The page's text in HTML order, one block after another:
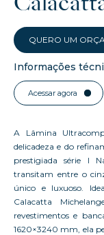
QUERO UM
Informações
Acessar agora
A Lâmina
delicadeza e do
prestigiada série I
transitam entre o
único e luxuoso.
Calacatta
revestimentos e
1620×3240 mm, ela